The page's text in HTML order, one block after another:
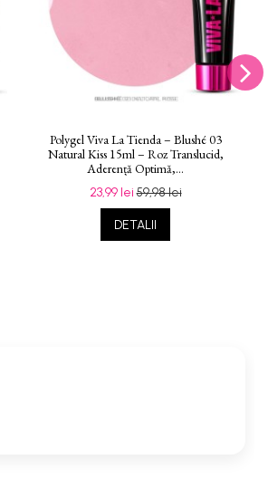
Polygel Viva La Tienda – Blushé 03
Natural Kiss 15ml – Roz Translucid,
Aderență Optimă,...
23,99 lei59,98 lei
DETALII